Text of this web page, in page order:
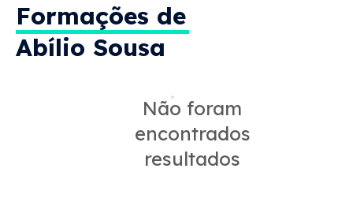
Formações de
Abílio Sousa
Não foram
encontrados
resultados